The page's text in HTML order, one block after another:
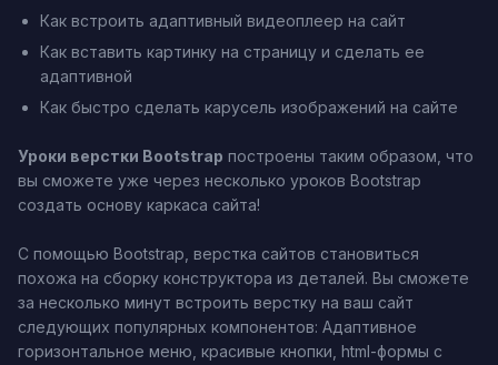
Как встроить адаптивный видеоплеер на сайт
Как вставить картинку на страницу и сделать ее
адаптивной
Как быстро сделать карусель изображений на сайте
Уроки верстки Bootstrap построены таким образом, что
вы сможете уже через несколько уроков Bootstrap
создать основу каркаса сайта!
С помощью Bootstrap, верстка сайтов становиться
похожа на сборку конструктора из деталей. Вы сможете
за несколько минут встроить верстку на ваш сайт
следующих популярных компонентов: Адаптивное
горизонтальное меню, красивые кнопки, html-формы с